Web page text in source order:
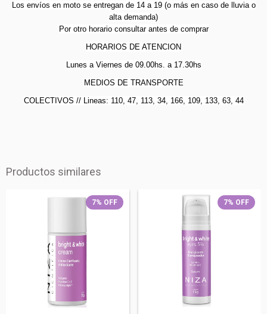
Los envíos en moto se entregan de 14 a 19 (o más en caso de lluvia o
alta demanda)
Por otro horario consultar antes de comprar
HORARIOS DE ATENCION
Lunes a Viernes de 09.00hs. a 17.30hs
MEDIOS DE TRANSPORTE
COLECTIVOS // Lineas: 110, 47, 113, 34, 166, 109, 133, 63, 44
Productos similares
7% OFF 7% OFF